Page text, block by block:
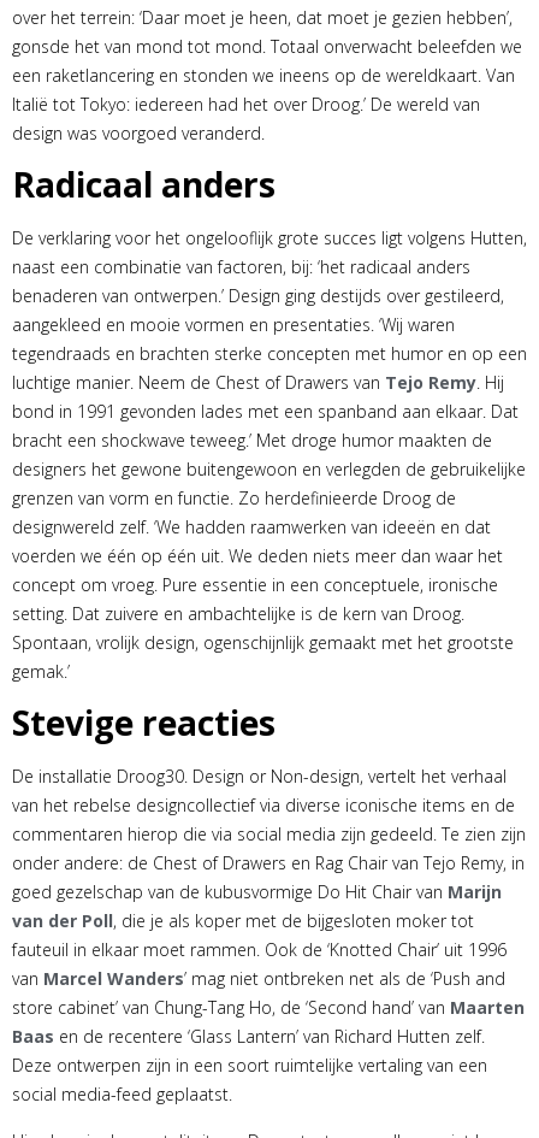
over het terrein: ‘Daar moet je heen, dat moet je gezien hebben’,
gonsde het van mond tot mond. Totaal onverwacht beleefden we
een raketlancering en stonden we ineens op de wereldkaart. Van
Italië tot Tokyo: iedereen had het over Droog.’ De wereld van
design was voorgoed veranderd.
Radicaal anders
De verklaring voor het ongelooflijk grote succes ligt volgens Hutten,
naast een combinatie van factoren, bij: ‘het radicaal anders
benaderen van ontwerpen.’ Design ging destijds over gestileerd,
aangekleed en mooie vormen en presentaties. ‘Wij waren
tegendraads en brachten sterke concepten met humor en op een
luchtige manier. Neem de Chest of Drawers van Tejo Remy. Hij
bond in 1991 gevonden lades met een spanband aan elkaar. Dat
bracht een shockwave teweeg.’ Met droge humor maakten de
designers het gewone buitengewoon en verlegden de gebruikelijke
grenzen van vorm en functie. Zo herdefinieerde Droog de
designwereld zelf. ‘We hadden raamwerken van ideeën en dat
voerden we één op één uit. We deden niets meer dan waar het
concept om vroeg. Pure essentie in een conceptuele, ironische
setting. Dat zuivere en ambachtelijke is de kern van Droog.
Spontaan, vrolijk design, ogenschijnlijk gemaakt met het grootste
gemak.’
Stevige reacties
De installatie Droog30. Design or Non-design, vertelt het verhaal
van het rebelse designcollectief via diverse iconische items en de
commentaren hierop die via social media zijn gedeeld. Te zien zijn
onder andere: de Chest of Drawers en Rag Chair van Tejo Remy, in
goed gezelschap van de kubusvormige Do Hit Chair van Marijn
van der Poll, die je als koper met de bijgesloten moker tot
fauteuil in elkaar moet rammen. Ook de ‘Knotted Chair’ uit 1996
van Marcel Wanders’ mag niet ontbreken net als de ‘Push and
store cabinet’ van Chung-Tang Ho, de ‘Second hand’ van Maarten
Baas en de recentere ‘Glass Lantern’ van Richard Hutten zelf.
Deze ontwerpen zijn in een soort ruimtelijke vertaling van een
social media-feed geplaatst.